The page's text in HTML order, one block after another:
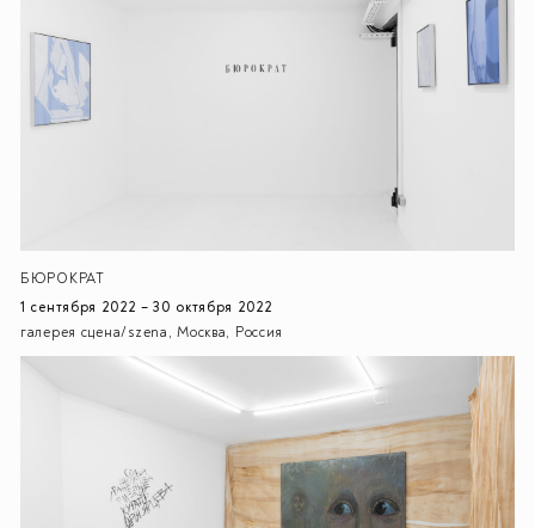
БЮРОКРАТ
1 сентября 2022 – 30 октября 2022
галерея сцена/szena, Москва, Россия